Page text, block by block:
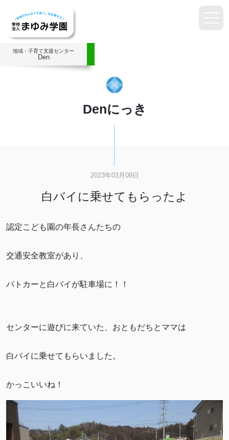
地域・子育て支援センター
Den
Denにっき
2023年03月09日
白バイに乗せてもらったよ
認定こども園の年長さんたちの
交通安全教室があり、
パトカーと白バイが駐車場に！！
センターに遊びに来ていた、おともだちとママは
白バイに乗せてもらいました。
かっこいいね！